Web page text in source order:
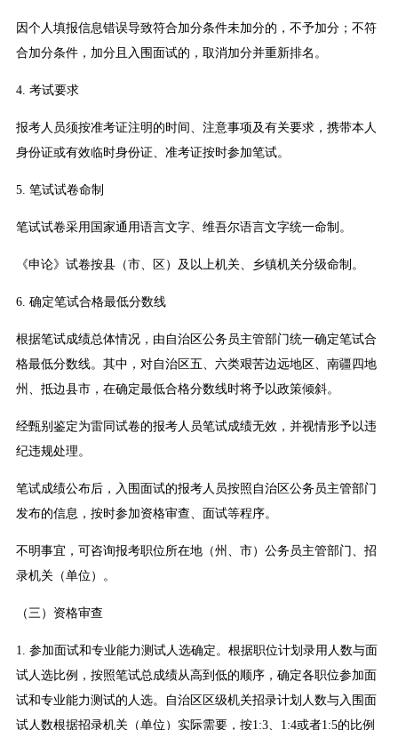
因个人填报信息错误导致符合加分条件未加分的，不予加分；不符
合加分条件，加分且入围面试的，取消加分并重新排名。
4. 考试要求
报考人员须按准考证注明的时间、注意事项及有关要求，携带本人
身份证或有效临时身份证、准考证按时参加笔试。
5. 笔试试卷命制
笔试试卷采用国家通用语言文字、维吾尔语言文字统一命制。
《申论》试卷按县（市、区）及以上机关、乡镇机关分级命制。
6. 确定笔试合格最低分数线
根据笔试成绩总体情况，由自治区公务员主管部门统一确定笔试合
格最低分数线。其中，对自治区五、六类艰苦边远地区、南疆四地
州、抵边县市，在确定最低合格分数线时将予以政策倾斜。
经甄别鉴定为雷同试卷的报考人员笔试成绩无效，并视情形予以违
纪违规处理。
笔试成绩公布后，入围面试的报考人员按照自治区公务员主管部门
发布的信息，按时参加资格审查、面试等程序。
不明事宜，可咨询报考职位所在地（州、市）公务员主管部门、招
录机关（单位）。
（三）资格审查
1. 参加面试和专业能力测试人选确定。根据职位计划录用人数与面
试人选比例，按照笔试总成绩从高到低的顺序，确定各职位参加面
试和专业能力测试的人选。自治区区级机关招录计划人数与入围面
试人数根据招录机关（单位）实际需要，按1:3、1:4或者1:5的比例